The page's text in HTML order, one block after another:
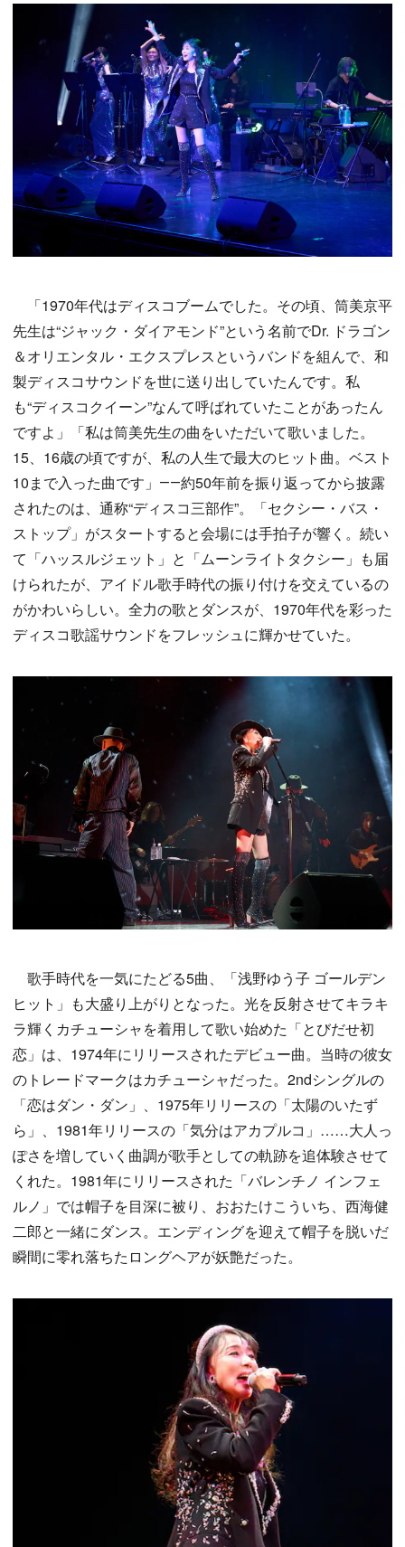
「1970年代はディスコブームでした。その頃、筒美京平
先生は“ジャック・ダイアモンド”という名前でDr. ドラゴン
＆オリエンタル・エクスプレスというバンドを組んで、和
製ディスコサウンドを世に送り出していたんです。私
も“ディスコクイーン”なんて呼ばれていたことがあったん
ですよ」「私は筒美先生の曲をいただいて歌いました。
15、16歳の頃ですが、私の人生で最大のヒット曲。ベスト
10まで入った曲です」――約50年前を振り返ってから披露
されたのは、通称“ディスコ三部作”。「セクシー・バス・
ストップ」がスタートすると会場には手拍子が響く。続い
て「ハッスルジェット」と「ムーンライトタクシー」も届
けられたが、アイドル歌手時代の振り付けを交えているの
がかわいらしい。全力の歌とダンスが、1970年代を彩った
ディスコ歌謡サウンドをフレッシュに輝かせていた。
歌手時代を一気にたどる5曲、「浅野ゆう子 ゴールデン
ヒット」も大盛り上がりとなった。光を反射させてキラキ
ラ輝くカチューシャを着用して歌い始めた「とびだせ初
恋」は、1974年にリリースされたデビュー曲。当時の彼女
のトレードマークはカチューシャだった。2ndシングルの
「恋はダン・ダン」、1975年リリースの「太陽のいたず
ら」、1981年リリースの「気分はアカプルコ」……大人っ
ぽさを増していく曲調が歌手としての軌跡を追体験させて
くれた。1981年にリリースされた「バレンチノ インフェ
ルノ」では帽子を目深に被り、おおたけこういち、西海健
二郎と一緒にダンス。エンディングを迎えて帽子を脱いだ
瞬間に零れ落ちたロングヘアが妖艶だった。